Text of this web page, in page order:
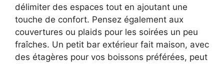
délimiter des espaces tout en ajoutant une
touche de confort. Pensez également aux
couvertures ou plaids pour les soirées un peu
fraîches. Un petit bar extérieur fait maison, avec
des étagères pour vos boissons préférées, peut